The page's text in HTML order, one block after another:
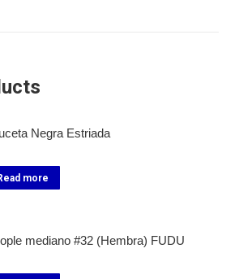
Negra Estriada
more
mediano #32 (Hembra) FUDU